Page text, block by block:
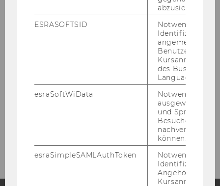
Research Associates
Projects
abzusichern.
ESRASOFTSID
Notwendig zur
Identifizierung
angemeldeten
Benutzers im
des Business
Language
esraSoftWiData
Notwendig um
ausgewählte
und
Besuchers
nachverfolgen
können.
esraSimpleSAMLAuthToken
Notwendig zur
Identifizierung
Angehörige/r für
Kursanmeldung.